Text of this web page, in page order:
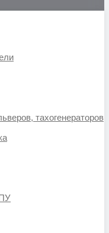
тахогенераторов